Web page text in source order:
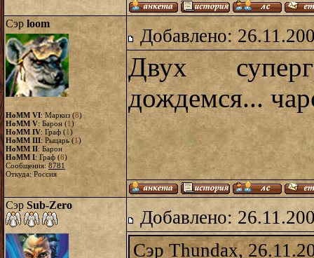
Сэр loom
HoMM VI: Маркиз (8)
HoMM V: Барон (1)
HoMM IV: Граф (1)
HoMM III: Рыцарь (1)
HoMM II: Барон
HoMM I: Граф (8)
Сообщения: 8781
Откуда: Россия
Добавлено:
Двух
дождемся...
Сэр Sub-Zero
Добавлено:
Сэр Thundax,